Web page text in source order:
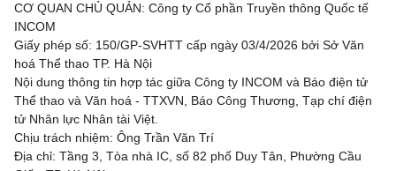
CƠ QUAN CHỦ QUẢN: Công ty Cổ phần Truyền thông Quốc tế
INCOM
Giấy phép số: 150/GP-SVHTT cấp ngày 03/4/2026 bởi Sở Văn
hoá Thể thao TP. Hà Nội
Nội dung thông tin hợp tác giữa Công ty INCOM và Báo điện tử
Thể thao và Văn hoá - TTXVN, Báo Công Thương, Tạp chí điện
tử Nhân lực Nhân tài Việt.
Chịu trách nhiệm: Ông Trần Văn Trí
Địa chỉ: Tầng 3, Tòa nhà IC, số 82 phố Duy Tân, Phường Cầu